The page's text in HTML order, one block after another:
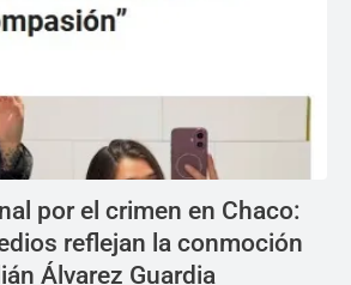
por el crimen en Chaco:
reflejan la conmoción
Álvarez Guardia